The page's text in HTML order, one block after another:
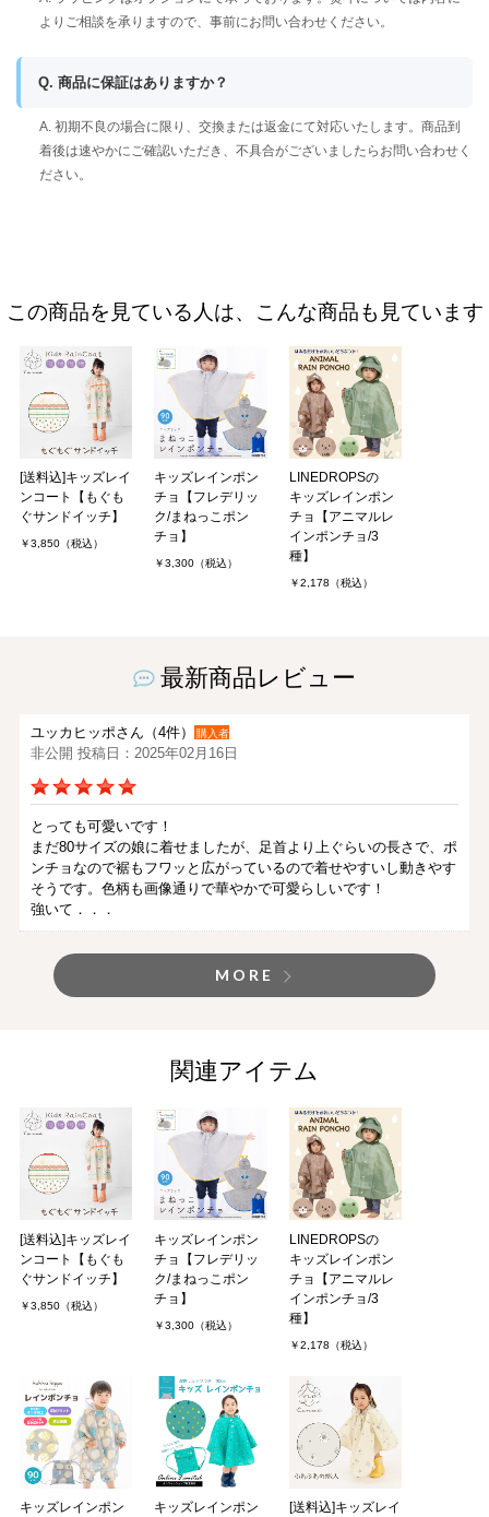
よりご相談を承りますので、事前にお問い合わせください。
Q. 商品に保証はありますか？
A. 初期不良の場合に限り、交換または返金にて対応いたします。商品到
着後は速やかにご確認いただき、不具合がございましたらお問い合わせく
ださい。
この商品を見ている人は、こんな商品も見ています
[送料込]キッズレイ
ンコート【もぐも
ぐサンドイッチ】
￥3,850（税込）
キッズレインポン
チョ【フレデリッ
ク/まねっこポン
チョ】
￥3,300（税込）
LINEDROPSの
キッズレインポン
チョ【アニマルレ
インポンチョ/3
種】
￥2,178（税込）
最新商品レビュー
ユッカヒッポさん（4件） 購入者
非公開 投稿日：2025年02月16日
とっても可愛いです！
まだ80サイズの娘に着せましたが、足首より上ぐらいの長さで、ポ
ンチョなので裾もフワッと広がっているので着せやすいし動きやす
そうです。色柄も画像通りで華やかで可愛らしいです！
強いて．．．
MORE
関連アイテム
[送料込]キッズレイ
ンコート【もぐも
ぐサンドイッチ】
￥3,850（税込）
キッズレインポン
チョ【フレデリッ
ク/まねっこポン
チョ】
￥3,300（税込）
LINEDROPSの
キッズレインポン
チョ【アニマルレ
インポンチョ/3
種】
￥2,178（税込）
キッズレインポン
キッズレインポン
[送料込]キッズレイ